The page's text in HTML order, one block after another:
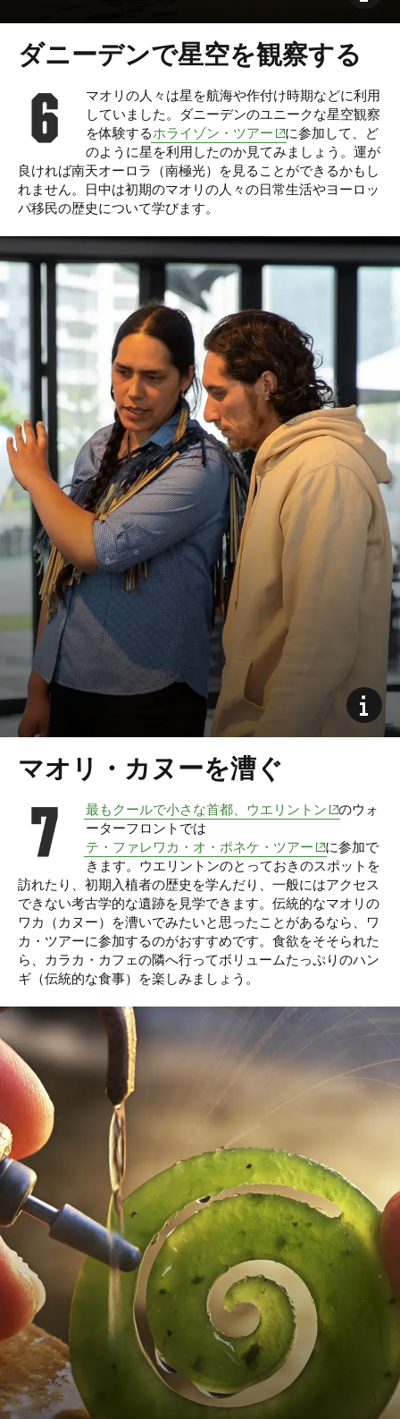
ダニーデンで星空を観察する
マオリ の人々は星を航海や作付け時期などに利用
していました。ダニーデンのユニークな星空観察
を体験するホライゾン・ツアー (opens in new window)
に参加して、ど
のように星を利用したのか見てみましょう。運が
良ければ南天オーロラ（南極光）を見ることができるかもし
れません。
日中は初期のマオリの人々の日常生活やヨーロッ
パ移民の歴史について学びます。
マオリ・カヌーを漕ぐ
最もクールで小さな首都、ウエリントン (opens in
のウォ
ーターフロントでは
テ・ファレワカ・オ・ポネケ・ツアー (opens in new
に参加で
きます。ウエリントンのとっておきのスポットを
訪れたり、初期入植者の歴史を学んだり、一般にはアクセス
できない考古学的な遺跡を見学できます。伝統的なマオリの
ワカ（カヌー）を漕いでみたいと思ったことがあるなら、ワ
カ・ツアーに参加するのがおすすめです。食欲をそそられた
ら、カラカ・カフェの隣へ行ってボリュームたっぷりのハン
ギ（伝統的な食事）を楽しみましょう。